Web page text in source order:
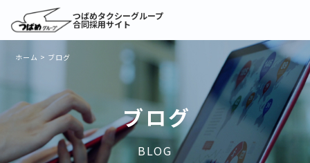
つばめタクシーグループ
合同採用サイト
ホーム > ブログ
ブログ
BLOG